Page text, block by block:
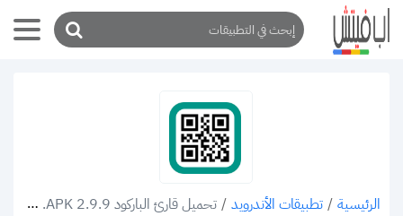
الرئيسية / تطبيقات الأندرويد / تحميل قارئ الباركود QR Barcode Reader .APK 2.9.9 اعرف سعر المنتج